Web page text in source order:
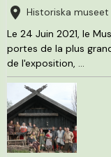
Historiska
Le 24 Juin 2021, le
portes de la plus
de l'exposition, ...